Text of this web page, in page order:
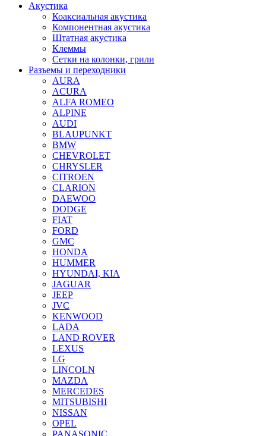
Акустика
Коаксиальная акустика
Компонентная акустика
Штатная акустика
Клеммы
Сетки на колонки, грили
Разъемы и переходники
AURA
ACURA
ALFA ROMEO
ALPINE
AUDI
BLAUPUNKT
BMW
CHEVROLET
CHRYSLER
CITROEN
CLARION
DAEWOO
DODGE
FIAT
FORD
GMC
HONDA
HUMMER
HYUNDAI, KIA
JAGUAR
JEEP
JVC
KENWOOD
LADA
LAND ROVER
LEXUS
LG
LINCOLN
MAZDA
MERCEDES
MITSUBISHI
NISSAN
OPEL
PANASONIC